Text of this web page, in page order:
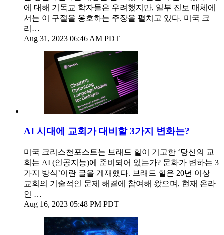
에 대해 기독교 학자들은 우려했지만, 일부 진보 매체에
서는 이 구절을 옹호하는 주장을 펼치고 있다. 미국 크
리…
Aug 31, 2023 06:46 AM PDT
AI 시대에 교회가 대비할 3가지 변화는?
미국 크리스천포스트는 브래드 힐이 기고한 ‘당신의 교
회는 AI (인공지능)에 준비되어 있는가? 문화가 변하는 3
가지 방식’이란 글을 게재했다. 브래드 힐은 20년 이상
교회의 기술적인 문제 해결에 참여해 왔으며, 현재 온라
인 …
Aug 16, 2023 05:48 PM PDT